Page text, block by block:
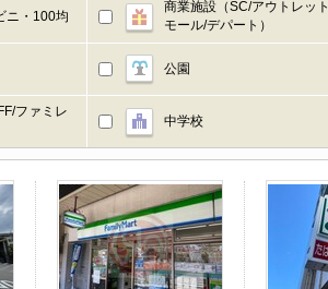
ニ・100均
商業施設（SC/アウトレット
モール/デパート）
公園
ファミレ
中学校